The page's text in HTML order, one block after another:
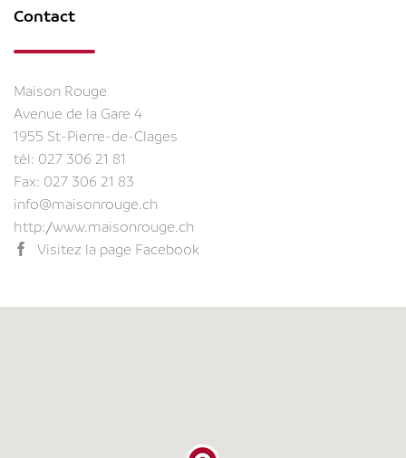
Contact
Maison Rouge
Avenue de la Gare 4
1955 St-Pierre-de-Clages
tél: 027 306 21 81
Fax: 027 306 21 83
info@maisonrouge.ch
http://www.maisonrouge.ch
Visitez la page Facebook